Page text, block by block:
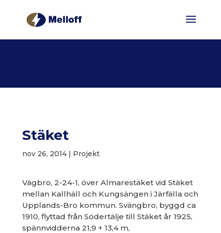
Stäket
nov 26, 2014| Projekt
Vägbro, 2-24-1, över Almarestäket vid Stäket
mellan Kallhäll och Kungsängen i Järfälla och
Upplands-Bro kommun. Svängbro, byggd ca
1910, flyttad från Södertälje till Stäket år 1925,
spännvidderna 21,9 + 13,4 m,